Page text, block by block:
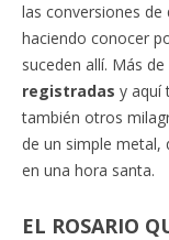
las conversiones de
haciendo conocer
suceden allí. Más de
registradas y aquí
también otros
de un simple metal,
en una hora santa.
EL ROSARIO